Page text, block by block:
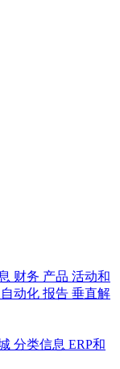
财务 产品 活动和
自动化 报告 垂直解
分类信息 ERP和